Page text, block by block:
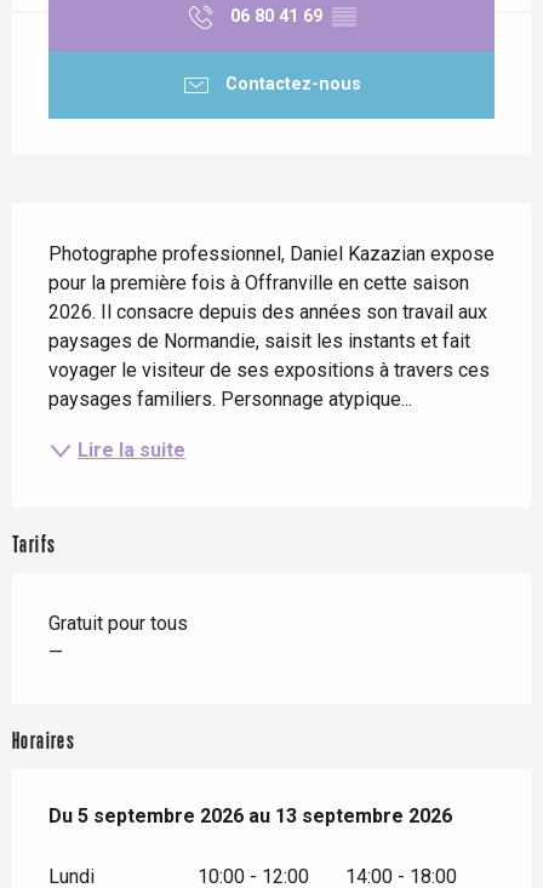
06 80 41 69 ▒▒
Contactez-nous
Photographe professionnel, Daniel Kazazian expose
pour la première fois à Offranville en cette saison
2026. Il consacre depuis des années son travail aux
paysages de Normandie, saisit les instants et fait
voyager le visiteur de ses expositions à travers ces
paysages familiers. Personnage atypique...
Lire la suite
Tarifs
Gratuit pour tous
—
Horaires
Du 5 septembre 2026 au 13 septembre 2026
Du 5 septembre 2026 au 13 septembre 2026
Lundi 10:00 - 12:00 14:00 - 18:00